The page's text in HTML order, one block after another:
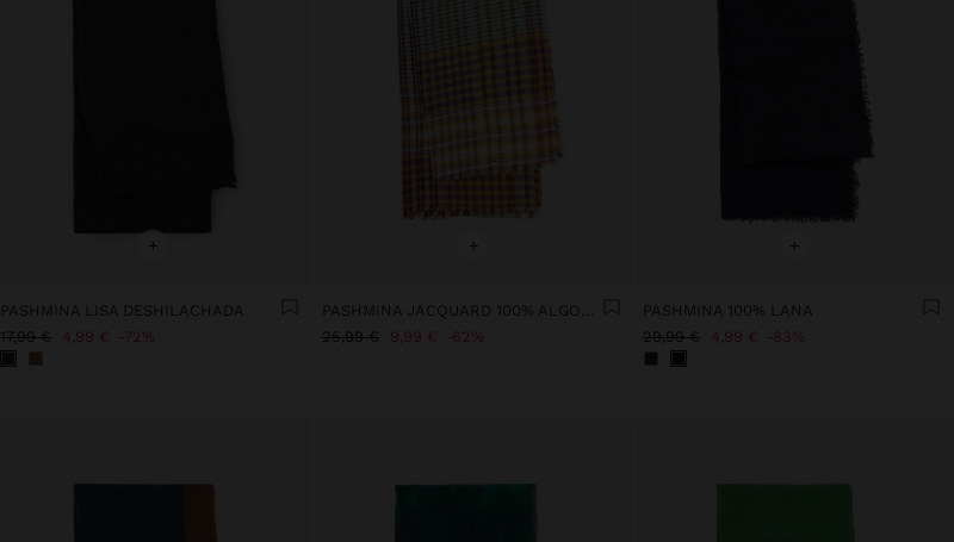
+
PASHMINA LISA DESHILACHADA
17,99 € 4,99 € 72%
+
25,99 € 9,99 € 62%
+
PASHMINA 100% LANA
29,99 € 4,99 € 83%